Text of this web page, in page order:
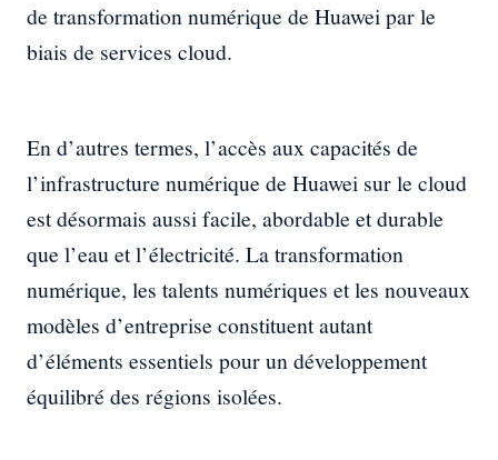
de transformation numérique de Huawei par le
biais de services cloud.
En d’autres termes, l’accès aux capacités de
l’infrastructure numérique de Huawei sur le cloud
est désormais aussi facile, abordable et durable
que l’eau et l’électricité. La transformation
numérique, les talents numériques et les nouveaux
modèles d’entreprise constituent autant
d’éléments essentiels pour un développement
équilibré des régions isolées.